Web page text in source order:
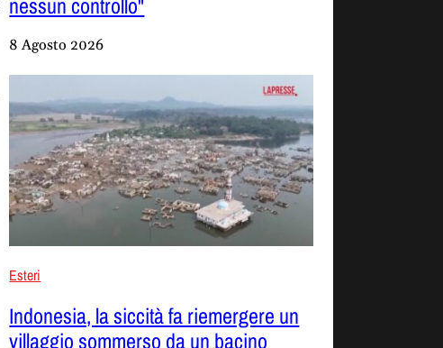
8 Agosto 2026
Esteri
Indonesia, la siccità fa riemergere un
villaggio sommerso da un bacino